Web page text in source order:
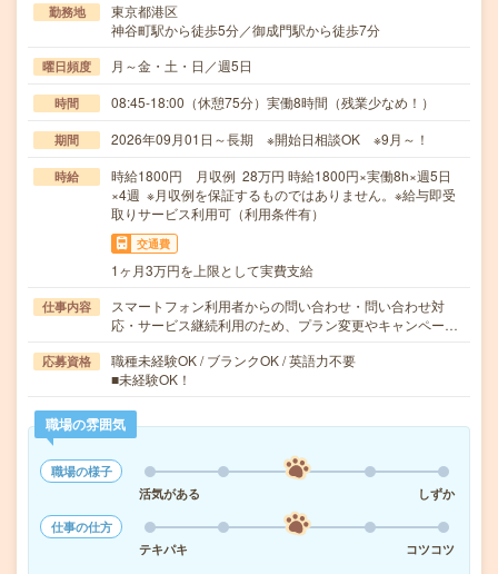
勤務地
東京都港区
神谷町駅から徒歩5分／御成門駅から徒歩7分
曜日頻度 月～金・土・日／週5日
時間 08:45-18:00（休憩75分）実働8時間（残業少なめ！）
期間 2026年09月01日～長期 ※開始日相談OK ※9月～！
時給
時給1800円 月収例 28万円 時給1800円×実働8h×週5日
×4週 ※月収例を保証するものではありません。※給与即受
取りサービス利用可（利用条件有）
交通費
1ヶ月3万円を上限として実費支給
仕事内容
スマートフォン利用者からの問い合わせ・問い合わせ対
応・サービス継続利用のため、プラン変更やキャンペー…
応募資格
職種未経験OK / ブランクOK / 英語力不要
■未経験OK！
職場の雰囲気
職場の様子
活気がある
しずか
仕事の仕方
テキパキ
コツコツ